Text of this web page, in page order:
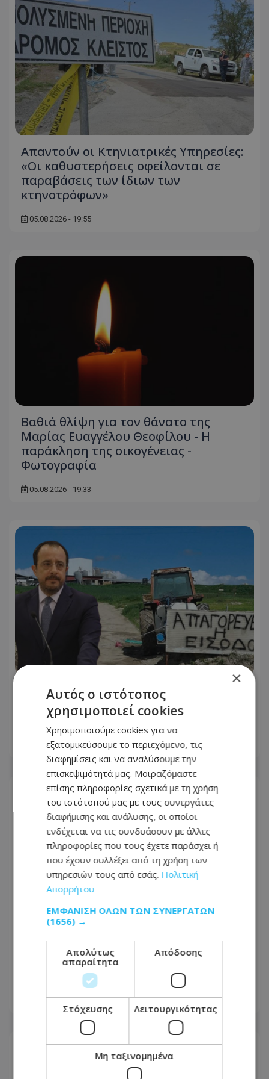
Απαντούν οι Κτηνιατρικές Υπηρεσίες:
«Οι καθυστερήσεις οφείλονται σε
παραβάσεις των ίδιων των
κτηνοτρόφων»
05.08.2026 - 19:55
Βαθιά θλίψη για τον θάνατο της
Μαρίας Ευαγγέλου Θεοφίλου - Η
παράκληση της οικογένειας -
Φωτογραφία
05.08.2026 - 19:33
Ζητούν παρέμβαση Χριστοδουλίδη οι
κτηνοτρόφοι – «Παραμένουμε
απλήρωτοι»
05.08.2026 - 17:26
Προειδοποίηση για 24ωρη παγκύπρια
απεργία από 12.000 ωρομίσθιους – Τι
05.08.2026 - 16:36
×
Αυτός ο ιστότοπος
χρησιμοποιεί cookies
Χρησιμοποιούμε cookies για να
εξατομικεύσουμε το περιεχόμενο, τις
διαφημίσεις και να αναλύσουμε την
επισκεψιμότητά μας. Μοιραζόμαστε
επίσης πληροφορίες σχετικά με τη χρήση
του ιστότοπού μας με τους συνεργάτες
διαφήμισης και ανάλυσης, οι οποίοι
ενδέχεται να τις συνδυάσουν με άλλες
πληροφορίες που τους έχετε παράσχει ή
που έχουν συλλέξει από τη χρήση των
υπηρεσιών τους από εσάς. Πολιτική
Απορρήτου
ΕΜΦΆΝΙΣΗ ΌΛΩΝ ΤΩΝ ΣΥΝΕΡΓΑΤΏΝ
(1656) →
Απολύτως
απαραίτητα
Απόδοσης
Στόχευσης Λειτουργικότητας
Μη ταξινομημένα